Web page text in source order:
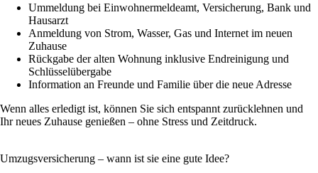
Ummeldung bei Einwohnermeldeamt, Versicherung, Bank und
Hausarzt
Anmeldung von Strom, Wasser, Gas und Internet im neuen
Zuhause
Rückgabe der alten Wohnung inklusive Endreinigung und
Schlüsselübergabe
Information an Freunde und Familie über die neue Adresse
Wenn alles erledigt ist, können Sie sich entspannt zurücklehnen und
Ihr neues Zuhause genießen – ohne Stress und Zeitdruck.
Umzugsversicherung – wann ist sie eine gute Idee?